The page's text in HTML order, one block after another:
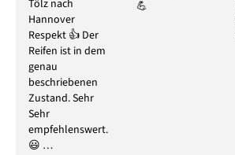
Tölz nach
Hannover
Respekt 👍 Der
Reifen ist in dem
genau
beschriebenen
Zustand. Sehr
Sehr
empfehlenswert.
😃 …
💪